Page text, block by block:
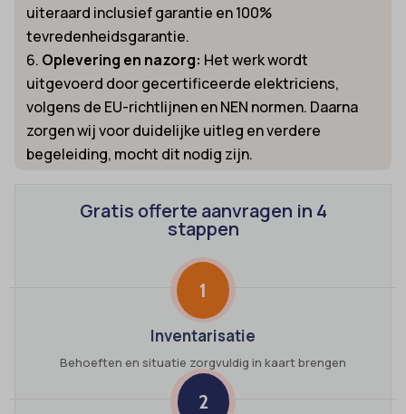
uiteraard inclusief garantie en 100%
tevredenheidsgarantie.
Oplevering en nazorg: Het werk wordt
uitgevoerd door gecertificeerde elektriciens,
volgens de EU-richtlijnen en NEN normen. Daarna
zorgen wij voor duidelijke uitleg en verdere
begeleiding, mocht dit nodig zijn.
Gratis offerte aanvragen in 4
stappen
1
Inventarisatie
Behoeften en situatie zorgvuldig in kaart brengen
2